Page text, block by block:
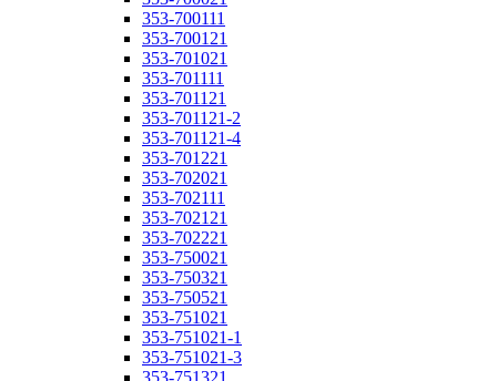
353-700111
353-700121
353-701021
353-701111
353-701121
353-701121-2
353-701121-4
353-701221
353-702021
353-702111
353-702121
353-702221
353-750021
353-750321
353-750521
353-751021
353-751021-1
353-751021-3
353-751321